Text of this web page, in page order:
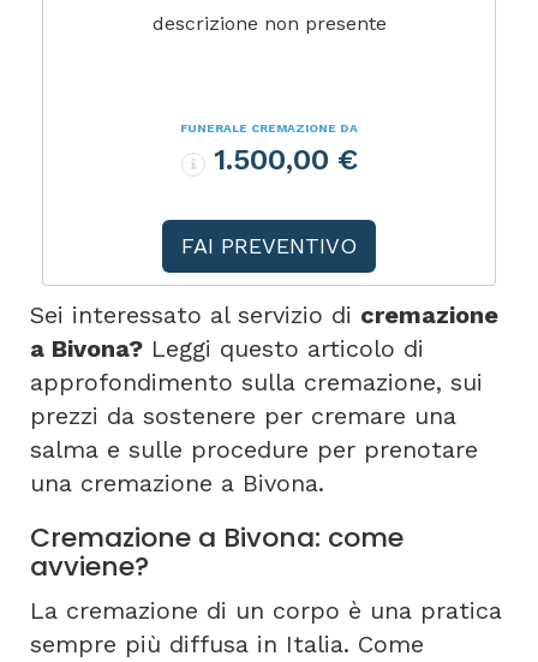
descrizione non presente
FUNERALE CREMAZIONE DA
1.500,00 €
FAI PREVENTIVO
Sei interessato al servizio di cremazione
a Bivona? Leggi questo articolo di
approfondimento sulla cremazione, sui
prezzi da sostenere per cremare una
salma e sulle procedure per prenotare
una cremazione a Bivona.
Cremazione a Bivona: come
avviene?
La cremazione di un corpo è una pratica
sempre più diffusa in Italia. Come